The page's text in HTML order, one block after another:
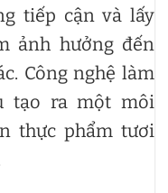
tiếp cận và lấy
ảnh hưởng đến
Công nghệ làm
tạo ra một môi
thực phẩm tươi